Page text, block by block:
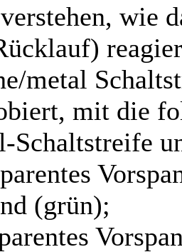
wie
metal
mit die
Schaltstreife
(grün);